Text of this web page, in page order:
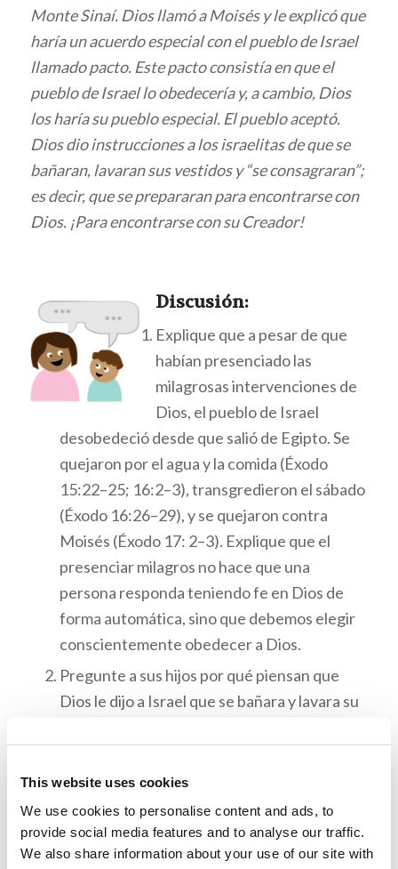
This website uses cookies
We use cookies to personalise content and ads, to
provide social media features and to analyse our traffic.
We also share information about your use of our site with
Monte Sinaí. Dios llamó a Moisés y le explicó que
haría un acuerdo especial con el pueblo de Israel
llamado pacto. Este pacto consistía en que el
pueblo de Israel lo obedecería y, a cambio, Dios
los haría su pueblo especial. El pueblo aceptó.
Dios dio instrucciones a los israelitas de que se
bañaran, lavaran sus vestidos y “se consagraran”;
es decir, que se prepararan para encontrarse con
Dios. ¡Para encontrarse con su Creador!
Discusión:
Explique que a pesar de que
habían presenciado las
milagrosas intervenciones de
Dios, el pueblo de Israel
desobedeció desde que salió de Egipto. Se
quejaron por el agua y la comida (Éxodo
15:22–25; 16:2–3), transgredieron el sábado
(Éxodo 16:26–29), y se quejaron contra
Moisés (Éxodo 17: 2–3). Explique que el
presenciar milagros no hace que una
persona responda teniendo fe en Dios de
forma automática, sino que debemos elegir
conscientemente obedecer a Dios.
Pregunte a sus hijos por qué piensan que
Dios le dijo a Israel que se bañara y lavara su
como una oportunidad para enfatizar por
qué nos vestimos lo mejor posible para los
servicios del sábado.
Discuta lo que significa ser “consagrado” o